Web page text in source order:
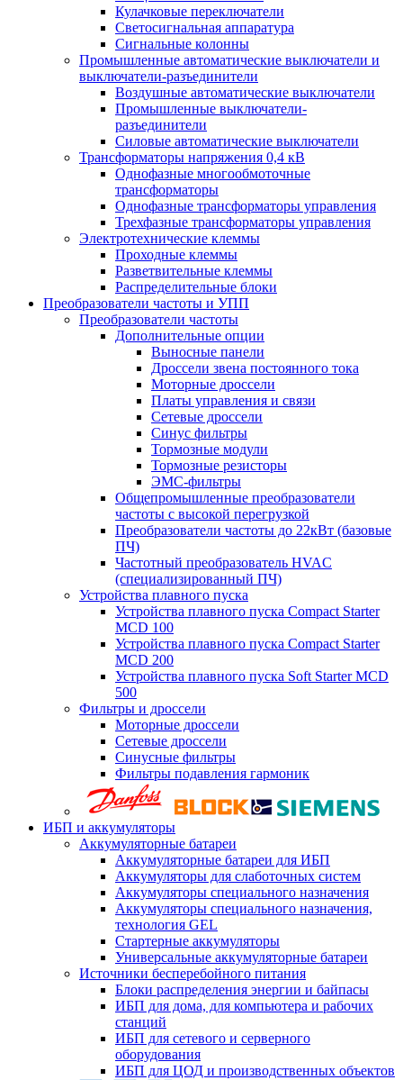
Кулачковые переключатели
Светосигнальная аппаратура
Сигнальные колонны
Промышленные автоматические выключатели и
выключатели-разъединители
Воздушные автоматические выключатели
Промышленные выключатели-
разъединители
Силовые автоматические выключатели
Трансформаторы напряжения 0,4 кВ
Однофазные многообмоточные
трансформаторы
Однофазные трансформаторы управления
Трехфазные трансформаторы управления
Электротехнические клеммы
Проходные клеммы
Разветвительные клеммы
Распределительные блоки
Преобразователи частоты и УПП
Преобразователи частоты
Дополнительные опции
Выносные панели
Дроссели звена постоянного тока
Моторные дроссели
Платы управления и связи
Сетевые дроссели
Синус фильтры
Тормозные модули
Тормозные резисторы
ЭМС-фильтры
Общепромышленные преобразователи
частоты с высокой перегрузкой
Преобразователи частоты до 22кВт (базовые
ПЧ)
Частотный преобразователь HVAC
(специализированный ПЧ)
Устройства плавного пуска
Устройства плавного пуска Compact Starter
MCD 100
Устройства плавного пуска Compact Starter
MCD 200
Устройства плавного пуска Soft Starter MCD
500
Фильтры и дроссели
Моторные дроссели
Сетевые дроссели
Синусные фильтры
Фильтры подавления гармоник
ИБП и аккумуляторы
Аккумуляторные батареи
Аккумуляторные батареи для ИБП
Аккумуляторы для слаботочных систем
Аккумуляторы специального назначения
Аккумуляторы специального назначения,
технология GEL
Стартерные аккумуляторы
Универсальные аккумуляторные батареи
Источники бесперебойного питания
Блоки распределения энергии и байпасы
ИБП для дома, для компьютера и рабочих
станций
ИБП для сетевого и серверного
оборудования
ИБП для ЦОД и производственных объектов